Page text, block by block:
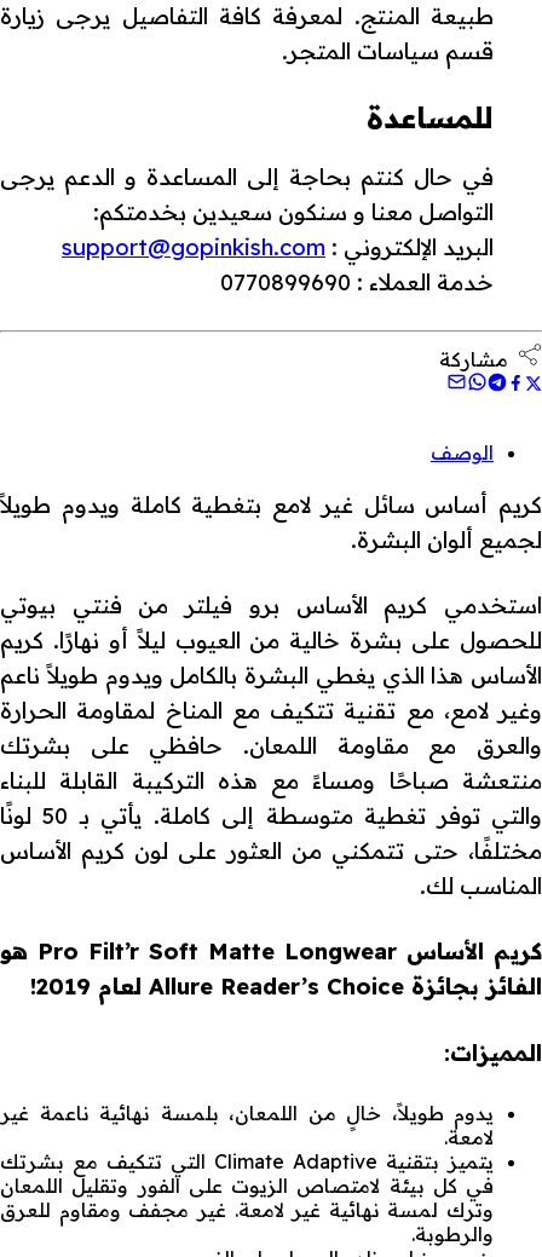
طبيعة المنتج. لمعرفة كافة التفاصيل يرجى زيارة
قسم سياسات المتجر.
للمساعدة
في حال كنتم بحاجة إلى المساعدة و الدعم يرجى
التواصل معنا و سنكون سعيدين بخدمتكم:
البريد الإلكتروني : support@gopinkish.com
خدمة العملاء : 0770899690
مشاركة
الوصف
كريم أساس سائل غير لامع بتغطية كاملة ويدوم طويلاً
لجميع ألوان البشرة.
استخدمي كريم الأساس برو فيلتر من فنتي بيوتي
للحصول على بشرة خالية من العيوب ليلاً أو نهارًا. كريم
الأساس هذا الذي يغطي البشرة بالكامل ويدوم طويلاً ناعم
وغير لامع، مع تقنية تتكيف مع المناخ لمقاومة الحرارة
والعرق مع مقاومة اللمعان. حافظي على بشرتك
منتعشة صباحًا ومساءً مع هذه التركيبة القابلة للبناء
والتي توفر تغطية متوسطة إلى كاملة. يأتي بـ 50 لونًا
مختلفًا، حتى تتمكني من العثور على لون كريم الأساس
المناسب لك.
كريم الأساس Pro Filt’r Soft Matte Longwear هو
الفائز بجائزة Allure Reader’s Choice لعام 2019!
المميزات:
يدوم طويلاً، خالٍ من اللمعان، بلمسة نهائية ناعمة غير
لامعة.
يتميز بتقنية Climate Adaptive التي تتكيف مع بشرتك
في كل بيئة لامتصاص الزيوت على الفور وتقليل اللمعان
وترك لمسة نهائية غير لامعة. غير مجفف ومقاوم للعرق
والرطوبة.